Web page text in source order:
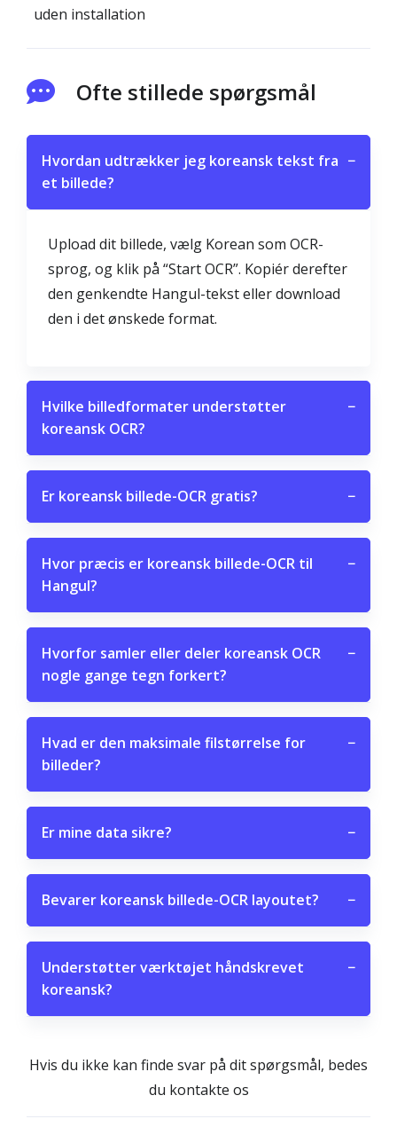
uden installation
Ofte stillede spørgsmål
Hvordan udtrækker jeg koreansk tekst fra
et billede?
−
Upload dit billede, vælg Korean som OCR-
sprog, og klik på “Start OCR”. Kopiér derefter
den genkendte Hangul-tekst eller download
den i det ønskede format.
Hvilke billedformater understøtter
koreansk OCR?
−
Er koreansk billede-OCR gratis? −
Hvor præcis er koreansk billede-OCR til
Hangul?
−
Hvorfor samler eller deler koreansk OCR
nogle gange tegn forkert?
−
Hvad er den maksimale filstørrelse for
billeder?
−
Er mine data sikre? −
Bevarer koreansk billede-OCR layoutet? −
Understøtter værktøjet håndskrevet
koreansk?
−
Hvis du ikke kan finde svar på dit spørgsmål, bedes
du kontakte os